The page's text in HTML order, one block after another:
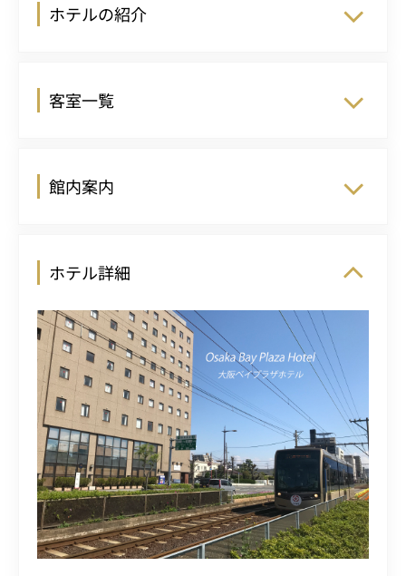
ホテルの紹介
客室一覧
館内案内
ホテル詳細